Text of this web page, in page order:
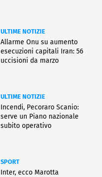
ULTIME NOTIZIE
Allarme Onu su aumento
esecuzioni capitali Iran: 56
uccisioni da marzo
ULTIME NOTIZIE
Incendi, Pecoraro Scanio:
serve un Piano nazionale
subito operativo
SPORT
Inter, ecco Marotta